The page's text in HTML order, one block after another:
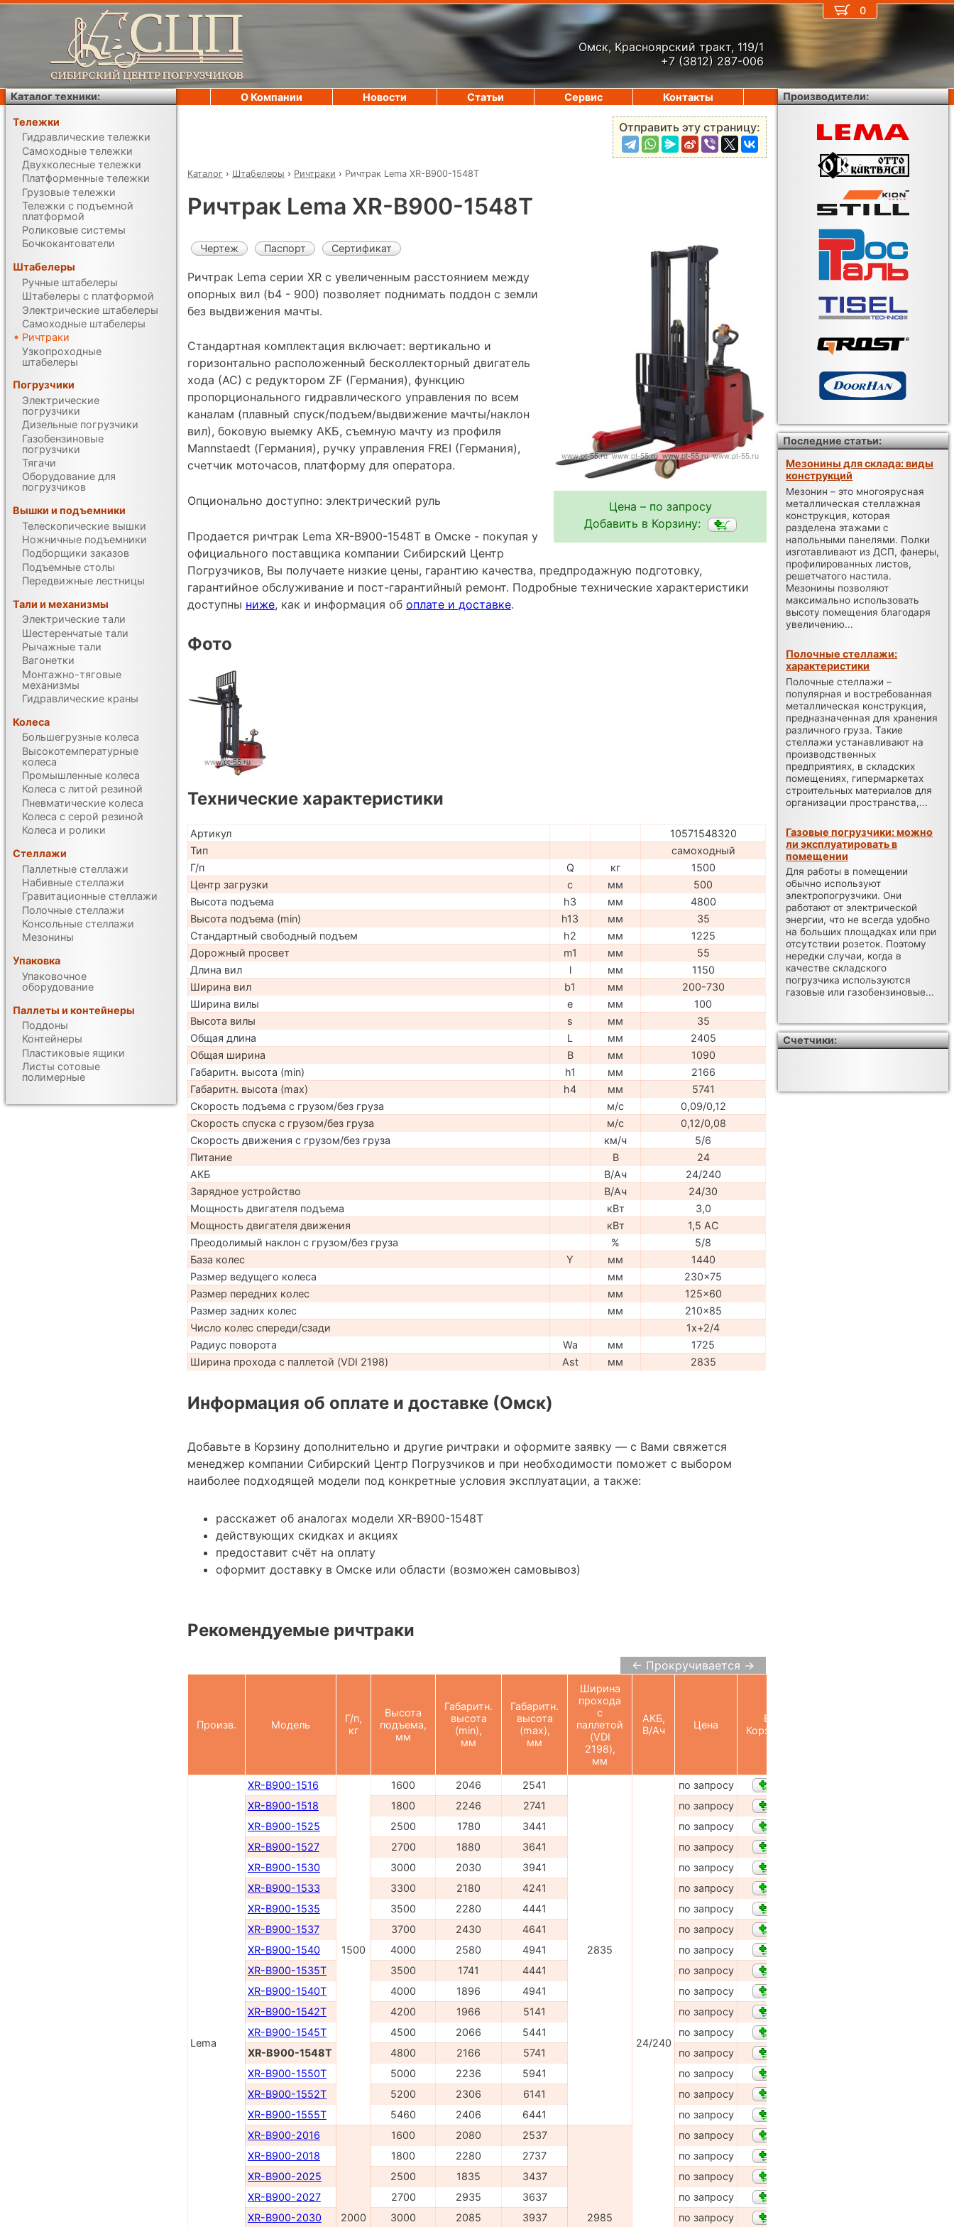
Омск, Красноярский тракт, 119/1
+7 (3812) 287-006
Отправить эту страницу:
Каталог › Штабелеры › Ричтраки › Ричтрак Lema XR-B900-1548Т
Ричтрак Lema XR-B900-1548Т
Цена – по запросу
Добавить в Корзину:
Чертеж Паспорт Сертификат
Ричтрак Lema серии XR с увеличенным расстоянием между
опорных вил (b4 - 900) позволяет поднимать поддон с земли
без выдвижения мачты.
Стандартная комплектация включает: вертикально и
горизонтально расположенный бесколлекторный двигатель
хода (АС) с редуктором ZF (Германия), функцию
пропорционального гидравлического управления по всем
каналам (плавный спуск/подъем/выдвижение мачты/наклон
вил), боковую выемку АКБ, съемную мачту из профиля
Mannstaedt (Германия), ручку управления FREI (Германия),
счетчик моточасов, платформу для оператора.
Опционально доступно: электрический руль
Продается ричтрак Lema XR-B900-1548Т в Омске - покупая у
официального поставщика компании Сибирский Центр
Погрузчиков, Вы получаете низкие цены, гарантию качества, предпродажную подготовку,
гарантийное обслуживание и пост-гарантийный ремонт. Подробные технические характеристики
доступны ниже, как и информация об оплате и доставке.
Фото
Технические характеристики
Артикул
10571548320
Тип
самоходный
Г/п
Q кг
1500
Центр загрузки
c мм
500
Высота подъема
h3 мм
4800
Высота подъема (min)
h13 мм
35
Стандартный свободный подъем
h2 мм
1225
Дорожный просвет
m1 мм
55
Длина вил
l мм
1150
Ширина вил
b1 мм
200-730
Ширина вилы
e мм
100
Высота вилы
s мм
35
Общая длина
L мм
2405
Общая ширина
B мм
1090
Габаритн. высота (min)
h1 мм
2166
Габаритн. высота (max)
h4 мм
5741
Скорость подъема с грузом/без груза
м/с
0,09/0,12
Скорость спуска с грузом/без груза
м/с
0,12/0,08
Скорость движения с грузом/без груза
км/ч
5/6
Питание
В
24
АКБ
В/Ач
24/240
Зарядное устройство
В/Ач
24/30
Мощность двигателя подъема
кВт
3,0
Мощность двигателя движения
кВт
1,5 АС
Преодолимый наклон с грузом/без груза
%
5/8
База колес
Y мм
1440
Размер ведущего колеса
мм
230x75
Размер передних колес
мм
125x60
Размер задних колес
мм
210x85
Число колес спереди/сзади
1x+2/4
Радиус поворота
Wa мм
1725
Ширина прохода с паллетой (VDI 2198)
Ast мм 2835
Информация об оплате и доставке (Омск)
Добавьте в Корзину дополнительно и другие ричтраки и оформите заявку — с Вами свяжется
менеджер компании Сибирский Центр Погрузчиков и при необходимости поможет с выбором
наиболее подходящей модели под конкретные условия эксплуатации, а также:
расскажет об аналогах модели XR-B900-1548Т
действующих скидках и акциях
предоставит счёт на оплату
оформит доставку в Омске или области (возможен самовывоз)
Рекомендуемые ричтраки
← Прокручивается →
Произв. Модель
Г/п,
кг
Высота
подъема,
мм
Габаритн.
высота
(min),
мм
Габаритн.
высота
(max),
мм
Ширина
прохода
с
паллетой
(VDI
2198),
мм
АКБ,
В/Ач
Цена
В
Корзину
Lema
XR-B900-1516
1500
1600 2046 2541
2835
24/240
по запросу
XR-B900-1518
1800 2246 2741
по запросу
XR-B900-1525
2500 1780 3441
по запросу
XR-B900-1527
2700 1880 3641
по запросу
XR-B900-1530
3000 2030 3941
по запросу
XR-B900-1533
3300 2180 4241
по запросу
XR-B900-1535
3500 2280 4441
по запросу
XR-B900-1537
3700 2430 4641
по запросу
XR-B900-1540
4000 2580 4941
по запросу
XR-B900-1535Т
3500 1741 4441
по запросу
XR-B900-1540Т
4000 1896 4941
по запросу
XR-B900-1542Т
4200 1966 5141
по запросу
XR-B900-1545Т
4500 2066 5441
по запросу
XR-B900-1548Т
4800 2166 5741
по запросу
XR-B900-1550Т
5000 2236 5941
по запросу
XR-B900-1552Т
5200 2306 6141
по запросу
XR-B900-1555T
5460 2406 6441
по запросу
XR-B900-2016
2000
1600 2080 2537
2985
по запросу
XR-B900-2018
1800 2280 2737
по запросу
XR-B900-2025
2500 1835 3437
по запросу
XR-B900-2027
2700 2935 3637
по запросу
XR-B900-2030
3000 2085 3937 по запросу
0
О Компании Новости Статьи Сервис Контакты
Каталог техники:
Тележки
Гидравлические тележки
Самоходные тележки
Двухколесные тележки
Платформенные тележки
Грузовые тележки
Тележки с подъемной
платформой
Роликовые системы
Бочкокантователи
Штабелеры
Ручные штабелеры
Штабелеры с платформой
Электрические штабелеры
Самоходные штабелеры
Ричтраки
Узкопроходные
штабелеры
Погрузчики
Электрические
погрузчики
Дизельные погрузчики
Газобензиновые
погрузчики
Тягачи
Оборудование для
погрузчиков
Вышки и подъемники
Телескопические вышки
Ножничные подъемники
Подборщики заказов
Подъемные столы
Передвижные лестницы
Тали и механизмы
Электрические тали
Шестеренчатые тали
Рычажные тали
Вагонетки
Монтажно-тяговые
механизмы
Гидравлические краны
Колеса
Большегрузные колеса
Высокотемпературные
колеса
Промышленные колеса
Колеса с литой резиной
Пневматические колеса
Колеса с серой резиной
Колеса и ролики
Стеллажи
Паллетные стеллажи
Набивные стеллажи
Гравитационные стеллажи
Полочные стеллажи
Консольные стеллажи
Мезонины
Упаковка
Упаковочное
оборудование
Паллеты и контейнеры
Поддоны
Контейнеры
Пластиковые ящики
Листы сотовые
полимерные
Производители:
Последние статьи:
Мезонины для склада: виды
конструкций
Мезонин – это многоярусная
металлическая стеллажная
конструкция, которая
разделена этажами с
напольными панелями. Полки
изготавливают из ДСП, фанеры,
профилированных листов,
решетчатого настила.
Мезонины позволяют
максимально использовать
высоту помещения благодаря
увеличению...
Полочные стеллажи:
характеристики
Полочные стеллажи –
популярная и востребованная
металлическая конструкция,
предназначенная для хранения
различного груза. Такие
стеллажи устанавливают на
производственных
предприятиях, в складских
помещениях, гипермаркетах
строительных материалов для
организации пространства,...
Газовые погрузчики: можно
ли эксплуатировать в
помещении
Для работы в помещении
обычно используют
электропогрузчики. Они
работают от электрической
энергии, что не всегда удобно
на больших площадках или при
отсутствии розеток. Поэтому
нередки случаи, когда в
качестве складского
погрузчика используются
газовые или газобензиновые...
Счетчики: